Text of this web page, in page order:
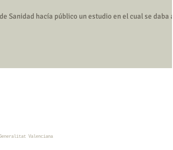
Valenciana